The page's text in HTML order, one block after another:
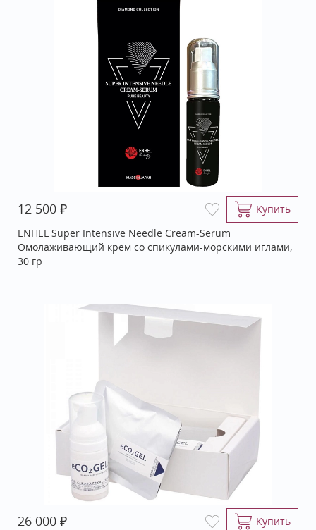
12 500 ₽
Купить
ENHEL Super Intensive Needle Cream-Serum
Омолаживающий крем со спикулами-морскими иглами,
30 гр
26 000 ₽
Купить